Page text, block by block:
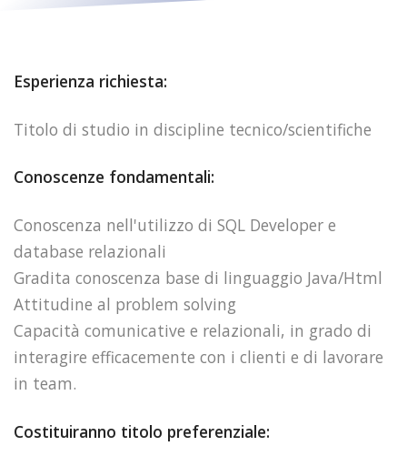
Esperienza richiesta:
Titolo di studio in discipline tecnico/scientifiche
Conoscenze fondamentali:
Conoscenza nell'utilizzo di SQL Developer e
database relazionali
Gradita conoscenza base di linguaggio Java/Html
Attitudine al problem solving
Capacità comunicative e relazionali, in grado di
interagire efficacemente con i clienti e di lavorare
in team.
Costituiranno titolo preferenziale: